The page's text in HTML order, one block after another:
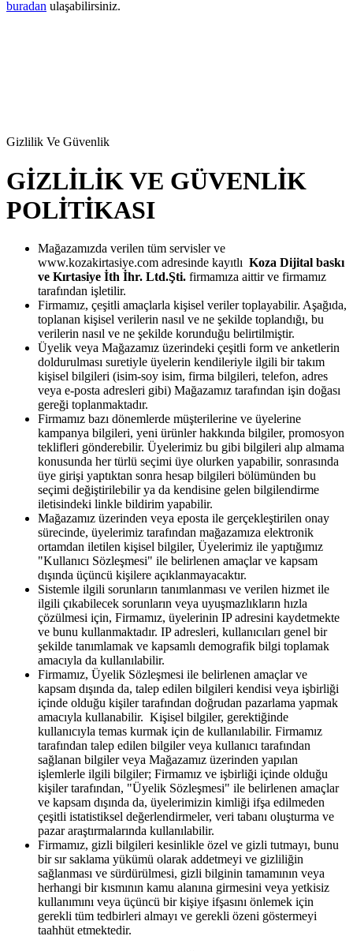
buradan ulaşabilirsiniz.
Gizlilik Ve Güvenlik
GİZLİLİK VE GÜVENLİK
POLİTİKASI
Mağazamızda verilen tüm servisler ve
www.kozakirtasiye.com adresinde kayıtlı Koza Dijital baskı
ve Kırtasiye İth İhr. Ltd.Şti. firmamıza aittir ve firmamız
tarafından işletilir.
Firmamız, çeşitli amaçlarla kişisel veriler toplayabilir. Aşağıda,
toplanan kişisel verilerin nasıl ve ne şekilde toplandığı, bu
verilerin nasıl ve ne şekilde korunduğu belirtilmiştir.
Üyelik veya Mağazamız üzerindeki çeşitli form ve anketlerin
doldurulması suretiyle üyelerin kendileriyle ilgili bir takım
kişisel bilgileri (isim-soy isim, firma bilgileri, telefon, adres
veya e-posta adresleri gibi) Mağazamız tarafından işin doğası
gereği toplanmaktadır.
Firmamız bazı dönemlerde müşterilerine ve üyelerine
kampanya bilgileri, yeni ürünler hakkında bilgiler, promosyon
teklifleri gönderebilir. Üyelerimiz bu gibi bilgileri alıp almama
konusunda her türlü seçimi üye olurken yapabilir, sonrasında
üye girişi yaptıktan sonra hesap bilgileri bölümünden bu
seçimi değiştirilebilir ya da kendisine gelen bilgilendirme
iletisindeki linkle bildirim yapabilir.
Mağazamız üzerinden veya eposta ile gerçekleştirilen onay
sürecinde, üyelerimiz tarafından mağazamıza elektronik
ortamdan iletilen kişisel bilgiler, Üyelerimiz ile yaptığımız
"Kullanıcı Sözleşmesi" ile belirlenen amaçlar ve kapsam
dışında üçüncü kişilere açıklanmayacaktır.
Sistemle ilgili sorunların tanımlanması ve verilen hizmet ile
ilgili çıkabilecek sorunların veya uyuşmazlıkların hızla
çözülmesi için, Firmamız, üyelerinin IP adresini kaydetmekte
ve bunu kullanmaktadır. IP adresleri, kullanıcıları genel bir
şekilde tanımlamak ve kapsamlı demografik bilgi toplamak
amacıyla da kullanılabilir.
Firmamız, Üyelik Sözleşmesi ile belirlenen amaçlar ve
kapsam dışında da, talep edilen bilgileri kendisi veya işbirliği
içinde olduğu kişiler tarafından doğrudan pazarlama yapmak
amacıyla kullanabilir. Kişisel bilgiler, gerektiğinde
kullanıcıyla temas kurmak için de kullanılabilir. Firmamız
tarafından talep edilen bilgiler veya kullanıcı tarafından
sağlanan bilgiler veya Mağazamız üzerinden yapılan
işlemlerle ilgili bilgiler; Firmamız ve işbirliği içinde olduğu
kişiler tarafından, "Üyelik Sözleşmesi" ile belirlenen amaçlar
ve kapsam dışında da, üyelerimizin kimliği ifşa edilmeden
çeşitli istatistiksel değerlendirmeler, veri tabanı oluşturma ve
pazar araştırmalarında kullanılabilir.
Firmamız, gizli bilgileri kesinlikle özel ve gizli tutmayı, bunu
bir sır saklama yükümü olarak addetmeyi ve gizliliğin
sağlanması ve sürdürülmesi, gizli bilginin tamamının veya
herhangi bir kısmının kamu alanına girmesini veya yetkisiz
kullanımını veya üçüncü bir kişiye ifşasını önlemek için
gerekli tüm tedbirleri almayı ve gerekli özeni göstermeyi
taahhüt etmektedir.